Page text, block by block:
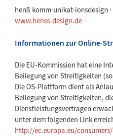
henß komm·unikat·ionsdesign
www.henss-design.de
Informationen zur Online-
Die EU-Kommission hat eine
Beilegung von Streitigkeiten
Die OS-Plattform dient als
Beilegung von Streitigkeiten,
Dienstleistungsverträgen
unter dem folgenden Link
http://ec.europa.eu/